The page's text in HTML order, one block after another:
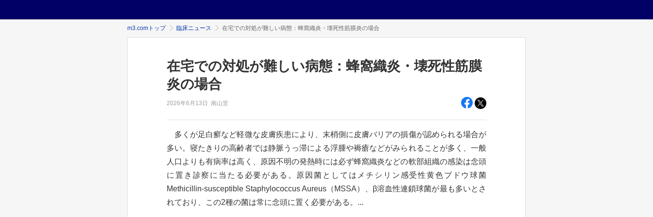
m3.comトップ 臨床ニュース 在宅での対処が難しい病態：蜂窩織炎・壊死性筋膜炎の場合
在宅での対処が難しい病態：蜂窩織炎・壊死性筋膜
炎の場合
2026年6月13日 南山堂
多くが足白癬など軽微な皮膚疾患により、末梢側に皮膚バリアの損傷が認められる場合が
多い。寝たきりの高齢者では静脈うっ滞による浮腫や褥瘡などがみられることが多く、一般
人口よりも有病率は高く、原因不明の発熱時には必ず蜂窩織炎などの軟部組織の感染は念頭
に置き診察に当たる必要がある。原因菌としてはメチシリン感受性黄色ブドウ球菌
Methicillin-susceptible Staphylococcus Aureus（MSSA）、β溶血性連鎖球菌が最も多いとさ
れており、この2種の菌は常に念頭に置く必要がある。...